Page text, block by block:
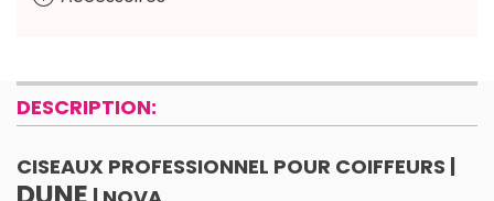
DESCRIPTION:
CISEAUX PROFESSIONNEL POUR COIFFEURS |